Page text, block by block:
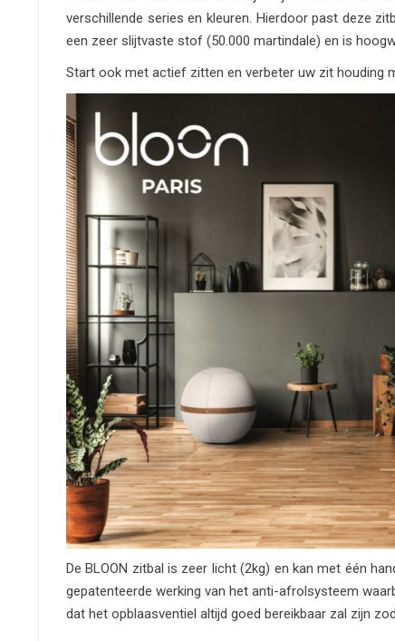
verschillende series en kleuren. Hierdoor past deze
een zeer slijtvaste stof (50.000 martindale) en is
Start ook met actief zitten en verbeter uw zit houding
De BLOON zitbal is zeer licht (2kg) en kan met één
gepatenteerde werking van het anti-afrolsysteem
dat het opblaasventiel altijd goed bereikbaar zal zijn